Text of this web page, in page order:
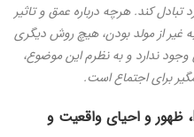
تبادل کند. هرچه درباره عمق و تاثیر
غیر از مولد بودن، هیچ روش دیگری
ندارد و به نظرم این موضوع،
برای اجتماع است.
حرکت به سمت استاندارد Bitcoin، ظهور و احیای واقعیت و